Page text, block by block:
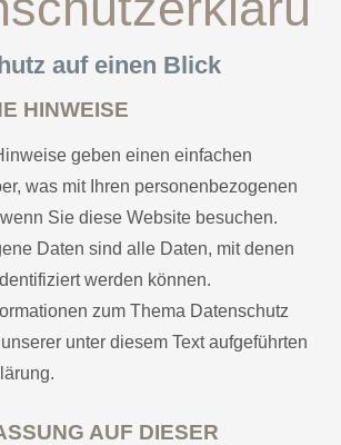
auf einen Blick
HINWEISE
geben einen einfachen
was mit Ihren personenbezogenen
Sie diese Website besuchen.
Daten sind alle Daten, mit denen
werden können.
zum Thema Datenschutz
unter diesem Text aufgeführten
AUF DIESER